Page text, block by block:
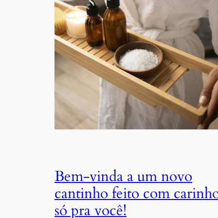
Bem-vinda a um novo
cantinho feito com
só pra você!